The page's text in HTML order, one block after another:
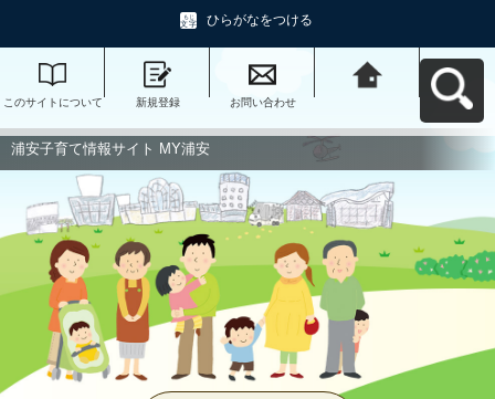
ひらがなをつける
このサイトについて 新規登録 お問い合わせ
浦安子育て情報サイト MY浦安